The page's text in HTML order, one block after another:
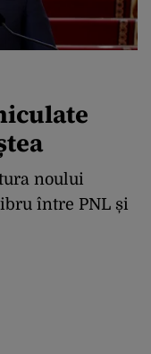
noului
între PNL și